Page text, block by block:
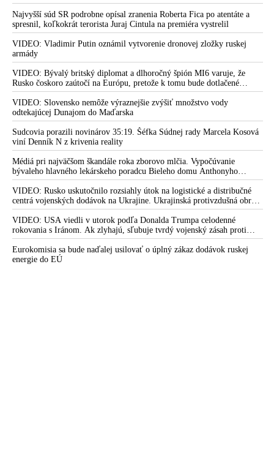
Najvyšší súd SR podrobne opísal zranenia Roberta Fica po atentáte a
spresnil, koľkokrát terorista Juraj Cintula na premiéra vystrelil
VIDEO: Vladimir Putin oznámil vytvorenie dronovej zložky ruskej
armády
VIDEO: Bývalý britský diplomat a dlhoročný špión MI6 varuje, že
Rusko čoskoro zaútočí na Európu, pretože k tomu bude dotlačené
rovnako, ako bolo dotlačené k invázii na Ukrajinu v roku 2022.
Zelenskyj medzitým v Kyjeve naliehal na zhromaždených diplomatov,
aby vo svete zháňali energie pre Ukrajinu na zimu. Putin vraj bude
mobilizovať a vojna sa do zimy pravdepodobne neskončí
VIDEO: Slovensko nemôže výraznejšie zvýšiť množstvo vody
odtekajúcej Dunajom do Maďarska
Sudcovia porazili novinárov 35:19. Šéfka Súdnej rady Marcela Kosová
viní Denník N z krivenia reality
Médiá pri najväčšom škandále roka zborovo mlčia. Vypočúvanie
bývaleho hlavného lekárskeho poradcu Bieleho domu Anthonyho
Fauciho pred výborom amerického Senátu väčšina médií ignorovala
VIDEO: Rusko uskutočnilo rozsiahly útok na logistické a distribučné
centrá vojenských dodávok na Ukrajine. Ukrajinská protivzdušná obrana
nedokázala počas ničivého nočného útoku na Kyjev a jeho okolie
zachytiť ani jednu ruskú raketu
VIDEO: USA viedli v utorok podľa Donalda Trumpa celodenné
rokovania s Iránom. Ak zlyhajú, sľubuje tvrdý vojenský zásah proti
Teheránu
Eurokomisia sa bude naďalej usilovať o úplný zákaz dodávok ruskej
energie do EÚ